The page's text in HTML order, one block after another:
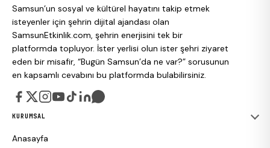
Samsun’un sosyal ve kültürel hayatını takip etmek
isteyenler için şehrin dijital ajandası olan
SamsunEtkinlik.com, şehrin enerjisini tek bir
platformda topluyor. İster yerlisi olun ister şehri ziyaret
eden bir misafir, “Bugün Samsun’da ne var?” sorusunun
en kapsamlı cevabını bu platformda bulabilirsiniz.
KURUMSAL
Anasayfa